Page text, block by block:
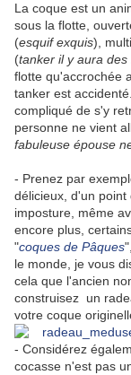
La coque est un
sous la flotte,
(esquif exquis),
(tanker il y aura des
flotte qu'accrochée
tanker est
compliqué de s'y
personne ne vient
fabuleuse épouse
- Prenez par
délicieux, d'un
imposture, même
encore plus,
"coques de Pâques
le monde, je vous
cela que l'ancien
construisez un
votre coque
- Considérez
cocasse n'est pas